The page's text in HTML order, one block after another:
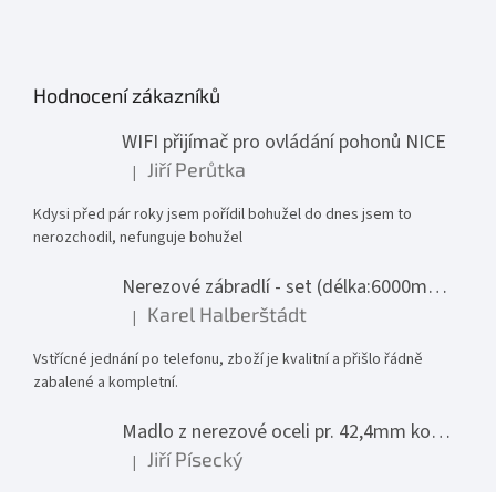
Hodnocení zákazníků
WIFI přijímač pro ovládání pohonů NICE
Hodnocení produktu je 1 z 5 hvězdiček.
| Jiří Perůtka
Kdysi před pár roky jsem pořídil bohužel do dnes jsem to
nerozchodil, nefunguje bohužel
Nerezové zábradlí - set (délka:6000mm x výška:1000mm)
Hodnocení produktu je 5 z 5 hvězdiček.
| Karel Halberštádt
Vstřícné jednání po telefonu, zboží je kvalitní a přišlo řádně
zabalené a kompletní.
Madlo z nerezové oceli pr. 42,4mm komplet - model 0116 - 3000mm
Hodnocení produktu je 5 z 5 hvězdiček.
| Jiří Písecký